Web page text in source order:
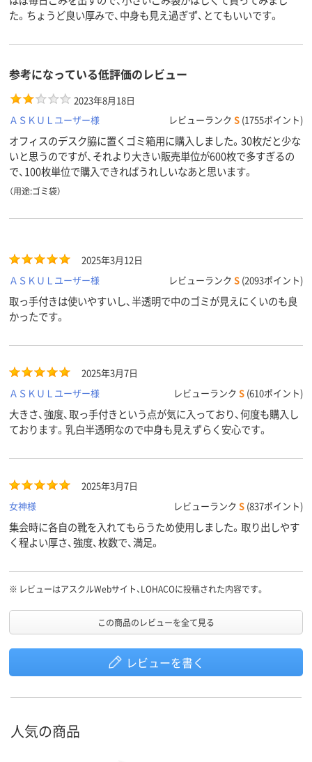
スコア
た。ちょうど良い厚みで、中身も見え過ぎず、とてもいいです。
参考になっている低評価のレビュー
2023年8月18日
ＡＳＫＵＬユーザー様
レビューランク S (1755ポイント)
オフィスのデスク脇に置くゴミ箱用に購入しました。30枚だと少な
いと思うのですが、それより大きい販売単位が600枚で多すぎるの
で、100枚単位で購入できればうれしいなあと思います。
（用途:ゴミ袋）
2025年3月12日
ＡＳＫＵＬユーザー様
レビューランク S (2093ポイント)
取っ手付きは使いやすいし、半透明で中のゴミが見えにくいのも良
かったです。
2025年3月7日
ＡＳＫＵＬユーザー様
レビューランク S (610ポイント)
大きさ、強度、取っ手付きという点が気に入っており、何度も購入し
ております。乳白半透明なので中身も見えずらく安心です。
2025年3月7日
女神様
レビューランク S (837ポイント)
集会時に各自の靴を入れてもらうため使用しました。取り出しやす
く程よい厚さ、強度、枚数で、満足。
※ レビューはアスクルWebサイト、LOHACOに投稿された内容です。
この商品のレビューを全て見る
レビューを書く
人気の商品